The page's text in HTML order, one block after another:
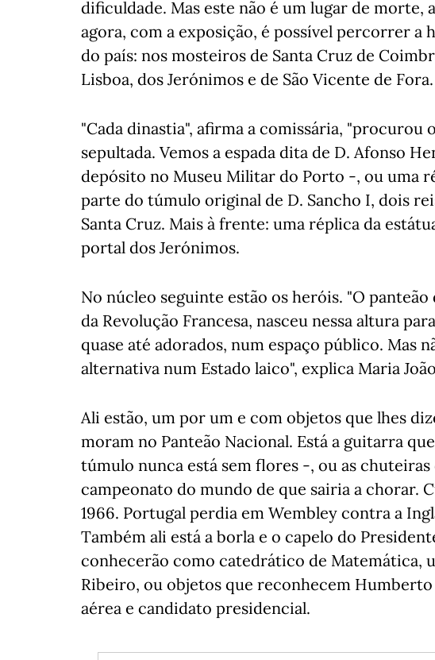
dificuldade. Mas este não é um lugar de morte,
agora, com a exposição, é possível percorrer a
do país: nos mosteiros de Santa Cruz de
Lisboa, dos Jerónimos e de São Vicente de Fora.
"Cada dinastia", afirma a comissária, "procurou
sepultada. Vemos a espada dita de D. Afonso
depósito no Museu Militar do Porto -, ou uma
parte do túmulo original de D. Sancho I, dois
Santa Cruz. Mais à frente: uma réplica da
portal dos Jerónimos.
No núcleo seguinte estão os heróis. "O
da Revolução Francesa, nasceu nessa altura
quase até adorados, num espaço público. Mas
alternativa num Estado laico", explica Maria
Ali estão, um por um e com objetos que lhes
moram no Panteão Nacional. Está a guitarra
túmulo nunca está sem flores -, ou as
campeonato do mundo de que sairia a chorar.
1966. Portugal perdia em Wembley contra a
Também ali está a borla e o capelo do
conhecerão como catedrático de Matemática,
Ribeiro, ou objetos que reconhecem
aérea e candidato presidencial.